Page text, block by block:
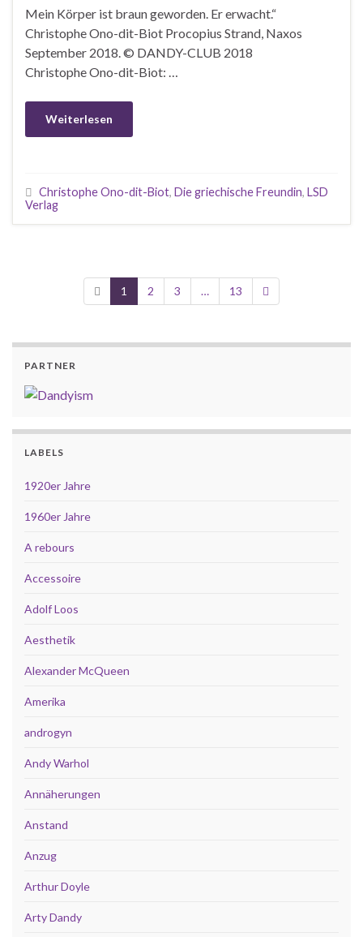
Mein Körper ist braun geworden. Er erwacht.“
Christophe Ono-dit-Biot Procopius Strand, Naxos
September 2018. © DANDY-CLUB 2018
Christophe Ono-dit-Biot: …
Weiterlesen
Christophe Ono-dit-Biot, Die griechische Freundin, LSD
Verlag
1 2 3 … 13
PARTNER
LABELS
1920er Jahre
1960er Jahre
A rebours
Accessoire
Adolf Loos
Aesthetik
Alexander McQueen
Amerika
androgyn
Andy Warhol
Annäherungen
Anstand
Anzug
Arthur Doyle
Arty Dandy